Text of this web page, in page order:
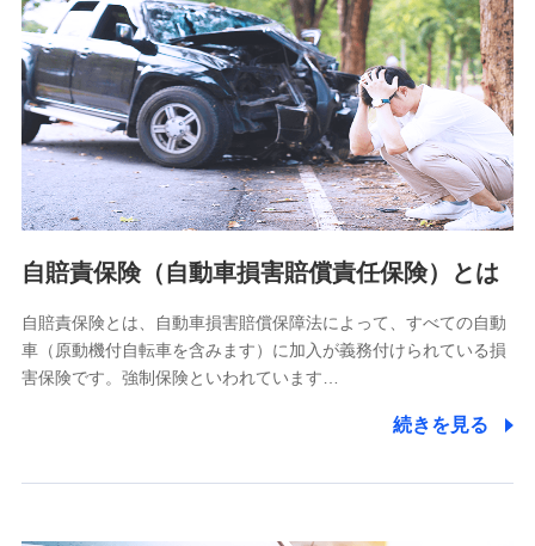
個人情報保護管理者の職名、連絡先
株式会社ドコモ・インシュアランス 営業部長
〒103-0013 東京都中央区日本橋人形町2-14-10 アーバン
ネット日本橋ビル 3F
株式会社ドコモ・インシュアランス
個人情報の第三者提供について
除き、第三者に提供いたしません。
業務の委託
当社は利用目的の達成に必要な範囲内において個人情報の取
自賠責保険（自動車損害賠償責任保険）とは
自賠責保険とは、自動車損害賠償保障法によって、すべての自動
車（原動機付自転車を含みます）に加入が義務付けられている損
害保険です。強制保険といわれています…
続きを見る